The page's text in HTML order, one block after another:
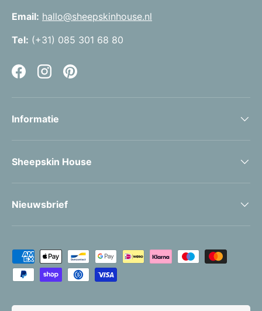
Email: hallo@sheepskinhouse.nl
Tel: (+31) 085 301 68 80
FacebookInstagramPinterest
Informatie
Sheepskin House
Nieuwsbrief
Geaccepteerde betaalmethoden